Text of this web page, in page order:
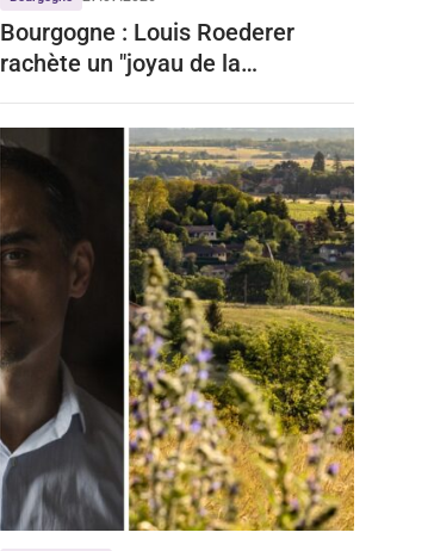
Bourgogne : Louis Roederer
rachète un "joyau de la